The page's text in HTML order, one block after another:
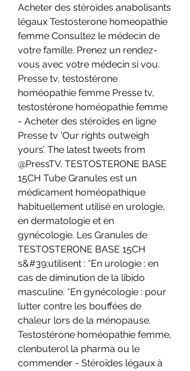
Acheter des stéroïdes anabolisants
légaux Testosterone homeopathie
femme Consultez le médecin de
votre famille. Prenez un rendez-
vous avec votre médecin si vou.
Presse tv, testostérone
homéopathie femme Presse tv,
testostérone homéopathie femme
- Acheter des stéroïdes en ligne
Presse tv ‘Our rights outweigh
yours’. The latest tweets from
@PressTV. TESTOSTERONE BASE
15CH Tube Granules est un
médicament homéopathique
habituellement utilisé en urologie,
en dermatologie et en
gynécologie. Les Granules de
TESTOSTERONE BASE 15CH
s&#39;utilisent : *En urologie : en
cas de diminution de la libido
masculine. *En gynécologie : pour
lutter contre les bouffées de
chaleur lors de la ménopause.
Testostérone homéopathie femme,
clenbuterol la pharma ou le
commender - Stéroïdes légaux à